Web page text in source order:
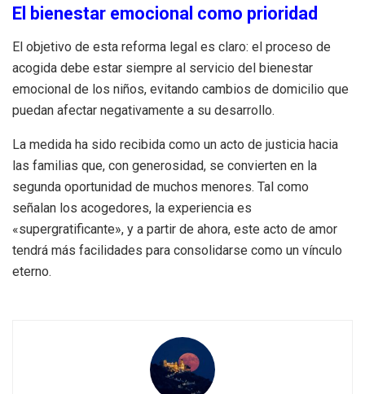
El bienestar emocional como prioridad
El objetivo de esta reforma legal es claro: el proceso de
acogida debe estar siempre al servicio del bienestar
emocional de los niños, evitando cambios de domicilio que
puedan afectar negativamente a su desarrollo.
La medida ha sido recibida como un acto de justicia hacia
las familias que, con generosidad, se convierten en la
segunda oportunidad de muchos menores. Tal como
señalan los acogedores, la experiencia es
«supergratificante», y a partir de ahora, este acto de amor
tendrá más facilidades para consolidarse como un vínculo
eterno.